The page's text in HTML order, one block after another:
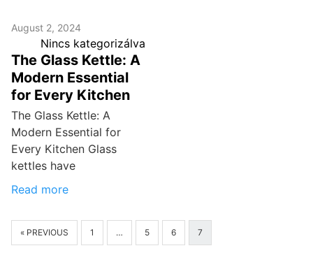
August 2, 2024
Nincs kategorizálva
The Glass Kettle: A
Modern Essential
for Every Kitchen
The Glass Kettle: A
Modern Essential for
Every Kitchen Glass
kettles have
Read more
« PREVIOUS 1 … 5 6 7